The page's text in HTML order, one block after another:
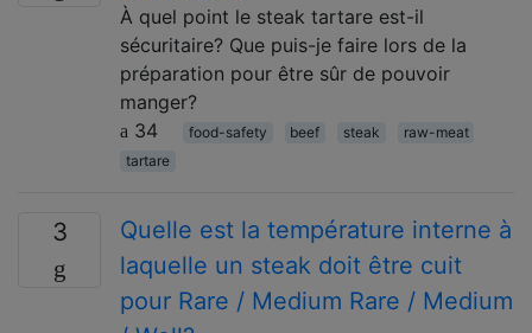
À quel point le steak tartare est-il
sécuritaire? Que puis-je faire lors de la
préparation pour être sûr de pouvoir
manger?
34
food-safety beef steak
raw-meat
tartare
3
Quelle est la température interne à
laquelle un steak doit être cuit
pour Rare / Medium Rare / Medium